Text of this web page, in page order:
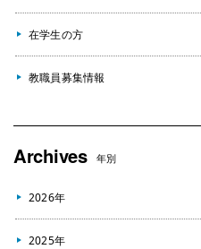
在学生の方
教職員募集情報
Archives 年別
2026年
2025年